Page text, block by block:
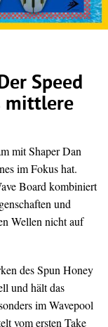
Speed
mittlere
mit Shaper Dan
im Fokus hat.
Board kombiniert
und
Wellen nicht auf
des Spun Honey
und hält das
im Wavepool
vom ersten Take